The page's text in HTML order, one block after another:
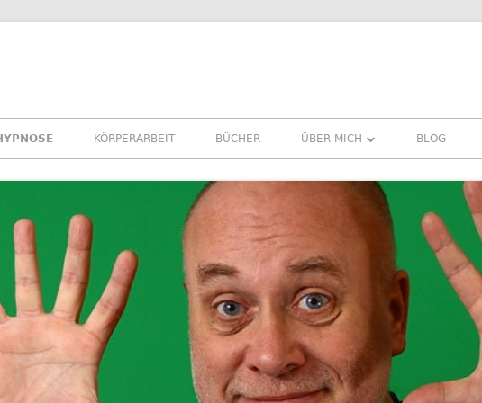
KÖRPERARBEIT BÜCHER ÜBER MICH
REFERENZEN ERFAHRUNGEN UND
NEWSLETTER
BLOG